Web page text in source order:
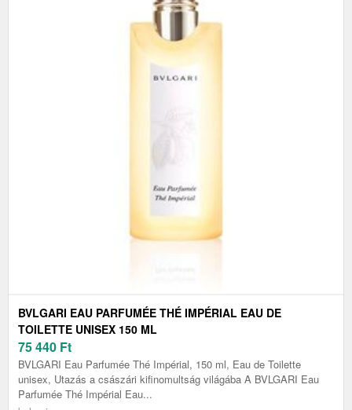
BVLGARI EAU PARFUMÉE THÉ IMPÉRIAL EAU DE
TOILETTE UNISEX 150 ML
75 440 Ft
BVLGARI Eau Parfumée Thé Impérial, 150 ml, Eau de Toilette
unisex, Utazás a császári kifinomultság világába A BVLGARI Eau
Parfumée Thé Impérial Eau...